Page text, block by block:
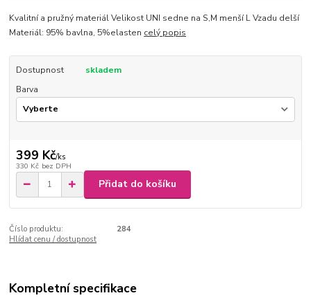
Kvalitní a pružný materiál Velikost UNI sedne na S,M menší L Vzadu delší
Materiál: 95% bavlna, 5%elasten celý popis
Dostupnost
skladem
Barva
399 Kč/ks
330 Kč bez DPH
Přidat do košíku
Číslo produktu:
284
Hlídat cenu / dostupnost
Kompletní specifikace